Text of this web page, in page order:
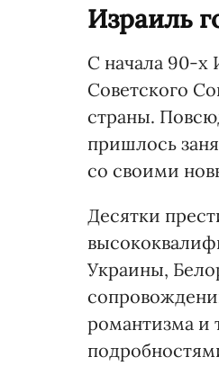
Израиль
С начала 90-х
Советского
страны.
пришлось
со своими
Десятки
Украины,
романтизма и